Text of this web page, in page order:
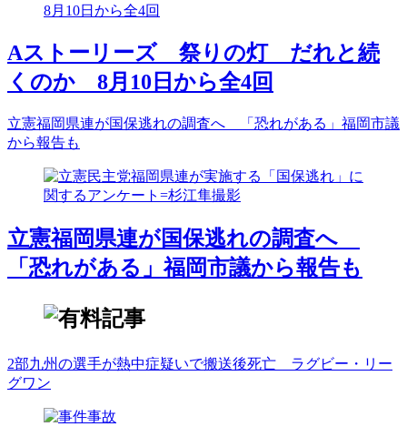
Aストーリーズ 祭りの灯 だれと続
くのか 8月10日から全4回
立憲福岡県連が国保逃れの調査へ 「恐れがある」福岡市議
から報告も
立憲福岡県連が国保逃れの調査へ
「恐れがある」福岡市議から報告も
2部九州の選手が熱中症疑いで搬送後死亡 ラグビー・リー
グワン